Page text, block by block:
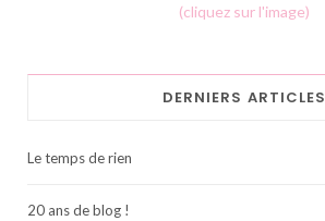
(cliquez sur l'image)
DERNIERS ARTICLES
Le temps de rien
20 ans de blog !